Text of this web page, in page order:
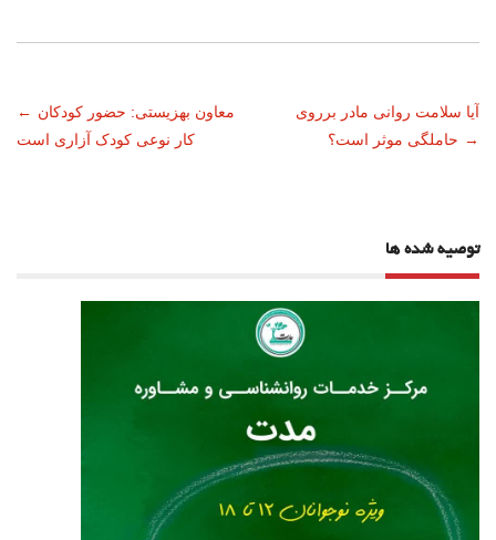
ناوبری
نوشته
← معاون بهزیستی: حضور کودکان
کار نوعی کودک آزاری است
آیا سلامت روانی مادر بر­روی
حاملگی موثر است؟ →
توصیه شده ها